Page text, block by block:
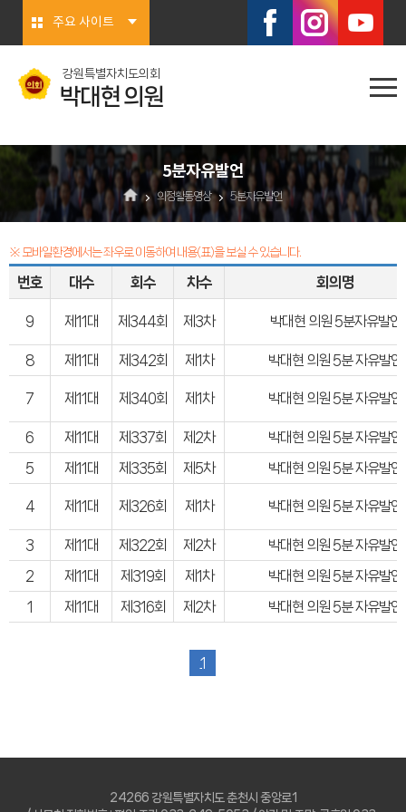
주요 사이트
강원특별자치도의회
박대현 의원
5분자유발언
의정활동영상 5분자유발언
※ 모바일환경에서는 좌우로 이동하여 내용(표)을 보실 수 있습니다.
번호 대수 회수 차수 회의명
9 제11대 제344회 제3차 박대현 의원 5분자유발언
8 제11대 제342회 제1차 박대현 의원 5분 자유발언
7 제11대 제340회 제1차 박대현 의원 5분 자유발언
6 제11대 제337회 제2차
박대현 의원 5분 자유발언
5
제11대 제335회 제5차 박대현 의원 5분 자유발언
4 제11대 제326회 제1차 박대현 의원 5분 자유발언
3 제11대 제322회 제2차
박대현 의원 5분 자유발언
2
제11대 제319회 제1차
박대현 의원 5분 자유발언
1
제11대 제316회 제2차 박대현 의원 5분 자유발언
1
24266 강원특별자치도 춘천시 중앙로1